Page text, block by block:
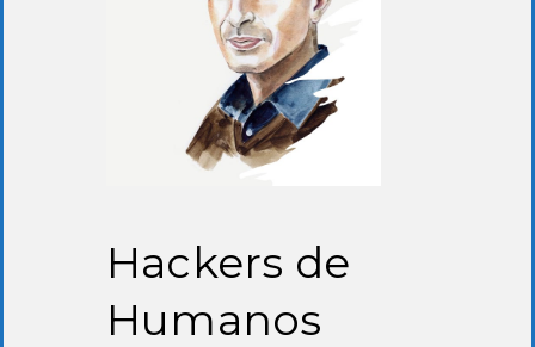
Hackers de
Humanos